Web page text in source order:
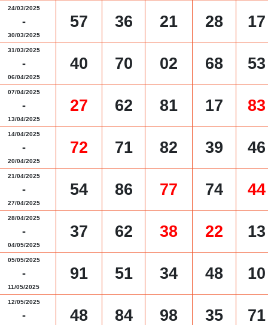
24/03/2025
-
30/03/2025
57 36 21 28 17
31/03/2025
-
06/04/2025
40 70 02 68 53
07/04/2025
-
13/04/2025
27 62 81 17 83
14/04/2025
-
20/04/2025
72 71 82 39 46
21/04/2025
-
27/04/2025
54 86 77 74 44
28/04/2025
-
04/05/2025
37 62 38 22 13
05/05/2025
-
11/05/2025
91 51 34 48 10
12/05/2025
- 48 84 98 35 71